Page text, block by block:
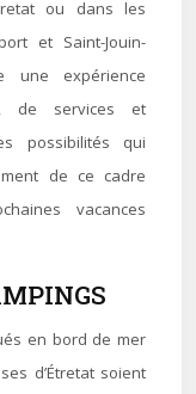
ou dans les
et Saint-Jouin-
une expérience
de services et
possibilités qui
de ce cadre
vacances
en bord de mer
d’Étretat soient